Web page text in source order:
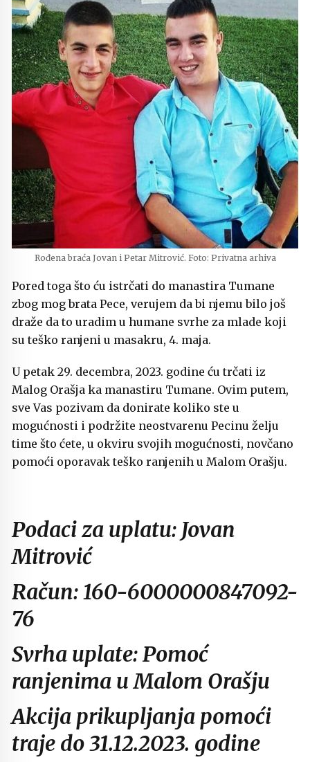
Rođena braća Jovan i Petar Mitrović. Foto: Privatna arhiva
Pored toga što ću istrčati do manastira Tumane
zbog mog brata Pece, verujem da bi njemu bilo još
draže da to uradim u humane svrhe za mlade koji
su teško ranjeni u masakru, 4. maja.
U petak 29. decembra, 2023. godine ću trčati iz
Malog Orašja ka manastiru Tumane. Ovim putem,
sve Vas pozivam da donirate koliko ste u
mogućnosti i podržite neostvarenu Pecinu želju
time što ćete, u okviru svojih mogućnosti, novčano
pomoći oporavak teško ranjenih u Malom Orašju.
Podaci za uplatu: Jovan
Mitrović
Račun: 160-6000000847092-
76
Svrha uplate: Pomoć
ranjenima u Malom Orašju
Akcija prikupljanja pomoći
traje do 31.12.2023. godine